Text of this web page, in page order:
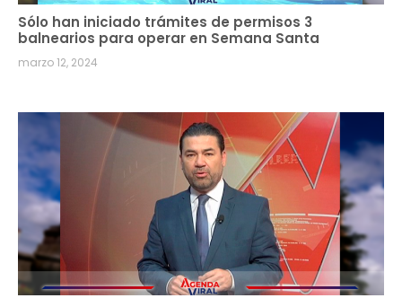
Sólo han iniciado trámites de permisos 3
balnearios para operar en Semana Santa
marzo 12, 2024